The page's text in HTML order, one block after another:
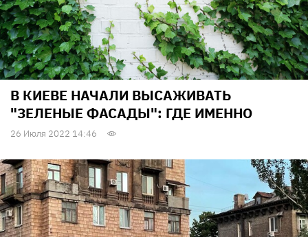
В КИЕВЕ НАЧАЛИ ВЫСАЖИВАТЬ
"ЗЕЛЕНЫЕ ФАСАДЫ": ГДЕ ИМЕННО
26 Июля 2022 14:46